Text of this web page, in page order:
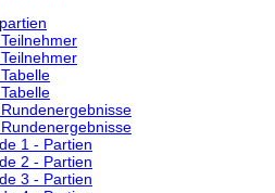
1 - Partien
2 - Partien
3 - Partien